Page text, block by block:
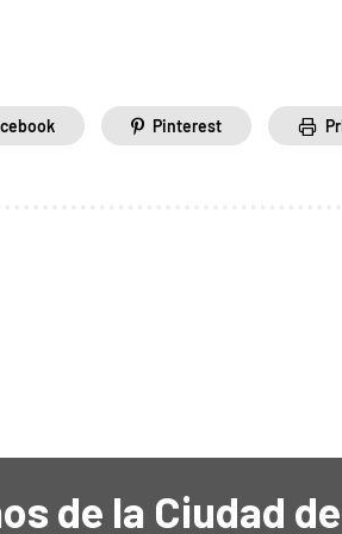
Pinterest
de la Ciudad